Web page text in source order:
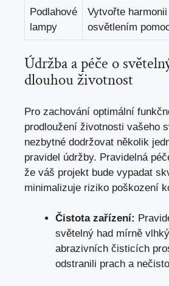
Podlahové
lampy
Vytvořte
osvětlením
Údržba a péče o
dlouhou životnost
Pro zachování optimální
prodloužení životnosti vašeho
nezbytné dodržovat několik
pravidel údržby. Pravidelná
že váš projekt bude vypadat
minimalizuje riziko poškození
Čistota zařízení:
světelný had mírně
abrazivních čisticích
odstranili prach a